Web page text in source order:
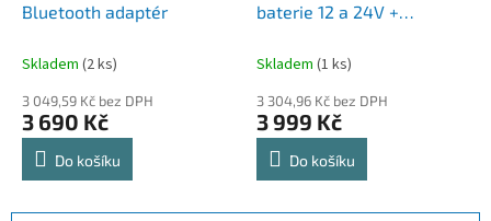
Bluetooth adaptér
Skladem (2 ks)
3 049,59 Kč bez DPH
3 690 Kč
Do košíku
baterie 12 a 24V +
Skladem (1 ks)
3 304,96 Kč bez DPH
3 999 Kč
Do košíku